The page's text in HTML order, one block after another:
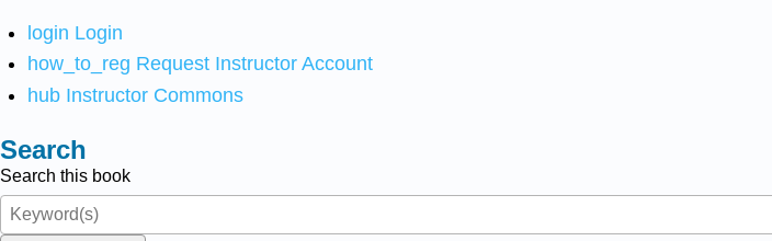
login Login
how_to_reg Request Instructor Account
hub Instructor Commons
Search
Search this book